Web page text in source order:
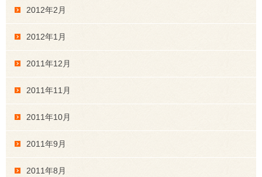
2012年2月
2012年1月
2011年12月
2011年11月
2011年10月
2011年9月
2011年8月